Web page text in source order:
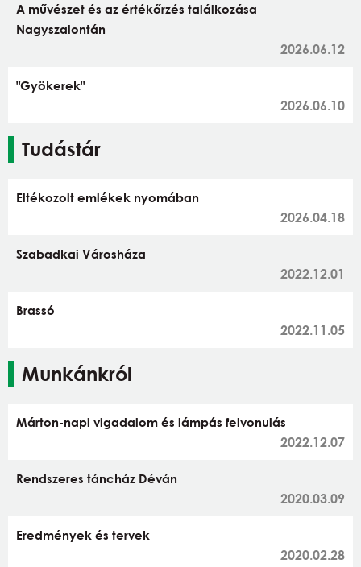
A művészet és az értékőrzés találkozása
Nagyszalontán
2026.06.12
"Gyökerek"
2026.06.10
Tudástár
Eltékozolt emlékek nyomában
2026.04.18
Szabadkai Városháza
2022.12.01
Brassó
2022.11.05
Munkánkról
Márton-napi vigadalom és lámpás felvonulás
2022.12.07
Rendszeres táncház Déván
2020.03.09
Eredmények és tervek
2020.02.28